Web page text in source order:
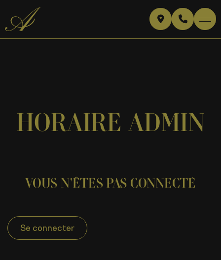
HORAIRE ADMIN
VOUS N'ÊTES PAS CONNECTÉ
Se connecter